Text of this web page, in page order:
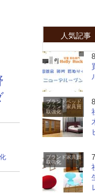
人気記事
ブランドベッド
ブランド家具買
取強化
ブランド家具買
取強化